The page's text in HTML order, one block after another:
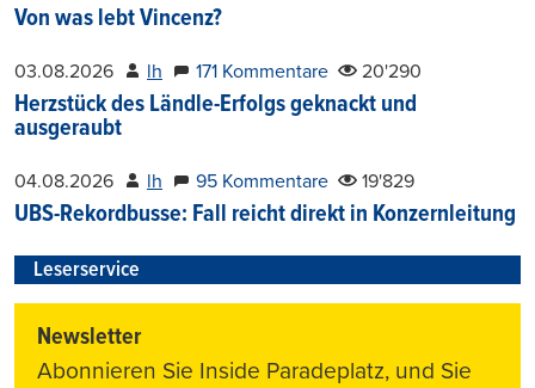
Von was lebt Vincenz?
03.08.2026 lh 171 Kommentare 20'290
Herzstück des Ländle-Erfolgs geknackt und
ausgeraubt
04.08.2026 lh 95 Kommentare 19'829
UBS-Rekordbusse: Fall reicht direkt in Konzernleitung
Leserservice
Newsletter
Abonnieren Sie Inside Paradeplatz, und Sie